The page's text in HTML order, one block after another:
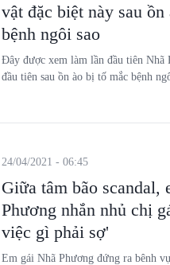
vật đặc biệt này sau
bệnh ngôi sao
Đây được xem làm lần đầu tiên Nhã
đầu tiên sau ồn ào bị tố mắc bệnh
Giữa tâm bão scandal,
Phương nhắn nhủ chị
việc gì phải sợ'
24/04/2021 - 06:45
Em gái Nhã Phương đứng ra bênh